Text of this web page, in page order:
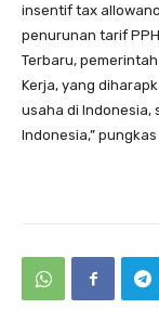
insentif tax
penurunan tarif
Terbaru,
Kerja, yang
usaha di Indonesia,
Indonesia,”